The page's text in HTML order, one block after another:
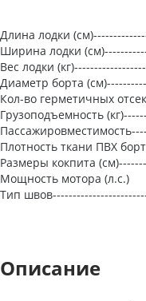
Длина лодки
Ширина лодки
Вес лодки
Диаметр борта
Кол-во герметичных
Грузоподъемность
Плотность ткани ПВХ
Размеры кокпита
Мощность мотора
Тип
Описание